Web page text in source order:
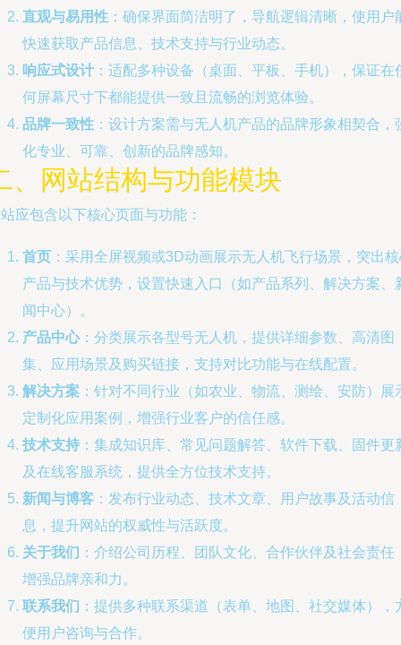
直观与易用性 ：确保界面简洁明了，导航逻辑清晰，使用户
快速获取产品信息、技术支持与行业动态。
响应式设计 ：适配多种设备（桌面、平板、手机），保证在
何屏幕尺寸下都能提供一致且流畅的浏览体验。
品牌一致性 ：设计方案需与无人机产品的品牌形象相契合，
化专业、可靠、创新的品牌感知。
、网站结构与功能模块
应包含以下核心页面与功能：
首页 ：采用全屏视频或3D动画展示无人机飞行场景，突出
产品与技术优势，设置快速入口（如产品系列、解决方案、
闻中心）。
产品中心：分类展示各型号无人机，提供详细参数、高清图
集、应用场景及购买链接，支持对比功能与在线配置。
解决方案 ：针对不同行业（如农业、物流、测绘、安防）展
定制化应用案例，增强行业客户的信任感。
技术支持 ：集成知识库、常见问题解答、软件下载、固件更
及在线客服系统，提供全方位技术支持。
新闻与博客 ：发布行业动态、技术文章、用户故事及活动信
息，提升网站的权威性与活跃度。
关于我们 ：介绍公司历程、团队文化、合作伙伴及社会责任
增强品牌亲和力。
联系我们 ：提供多种联系渠道（表单、地图、社交媒体），
便用户咨询与合作。